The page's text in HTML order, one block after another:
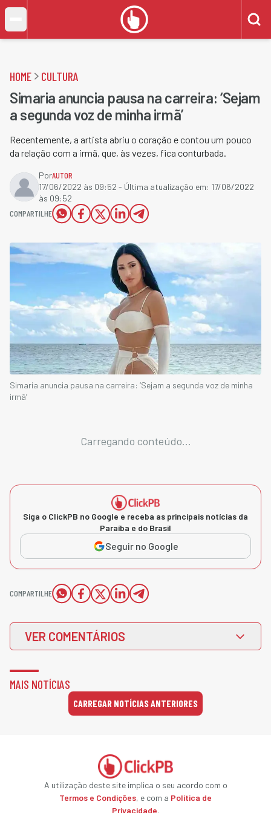
HOME CULTURA
Simaria anuncia pausa na carreira: ‘Sejam
a segunda voz de minha irmã’
Recentemente, a artista abriu o coração e contou um pouco
da relação com a irmã, que, às vezes, fica conturbada.
PorAUTOR
17/06/2022 às 09:52 - Última atualização em: 17/06/2022
às 09:52
COMPARTILHE
Simaria anuncia pausa na carreira: ‘Sejam a segunda voz de minha
irmã’
Carregando conteúdo...
Siga o ClickPB no Google e receba as principais notícias da
Paraíba e do Brasil
Seguir no Google
COMPARTILHE
VER COMENTÁRIOS
MAIS NOTÍCIAS
CARREGAR NOTÍCIAS ANTERIORES
A utilização deste site implica o seu acordo com o
Termos e Condições, e com a Política de
Privacidade.